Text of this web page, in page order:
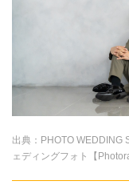
出典： PHOTO WEDDING
ェディングフォト【